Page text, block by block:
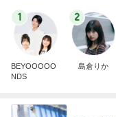
1
BEYOOOOO
NDS
2
島倉りか